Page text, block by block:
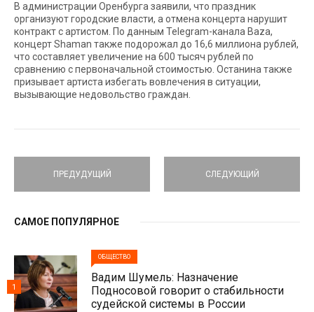
В администрации Оренбурга заявили, что праздник
организуют городские власти, а отмена концерта нарушит
контракт с артистом. По данным Telegram-канала Baza,
концерт Shaman также подорожал до 16,6 миллиона рублей,
что составляет увеличение на 600 тысяч рублей по
сравнению с первоначальной стоимостью. Останина также
призывает артиста избегать вовлечения в ситуации,
вызывающие недовольство граждан.
ПРЕДУДУЩИЙ СЛЕДУЮЩИЙ
САМОЕ ПОПУЛЯРНОЕ
ОБЩЕСТВО
Вадим Шумель: Назначение
Подносовой говорит о стабильности
судейской системы в России
1